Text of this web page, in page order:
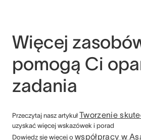
Więcej
pomogą Ci
zadania
Przeczytaj nasz artykuł Tworzenie
uzyskać więcej wskazówek i porad
Dowiedz się więcej o współpracy w